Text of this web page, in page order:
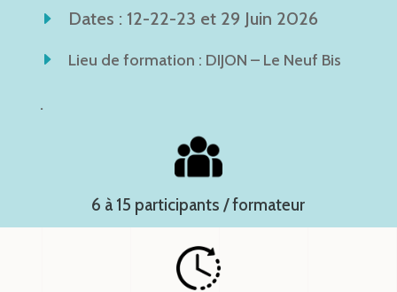
Dates : 12-22-23 et 29 Juin 2026
Lieu de formation : DIJON – Le Neuf Bis
.
6 à 15 participants / formateur